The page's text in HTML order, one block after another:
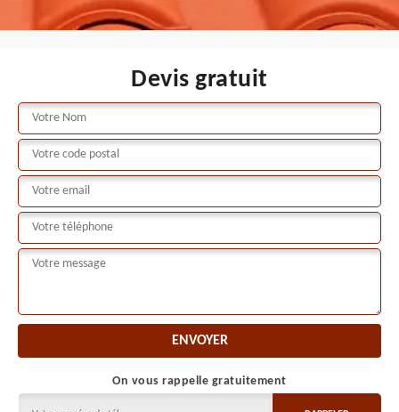
Devis gratuit
On vous rappelle gratuitement